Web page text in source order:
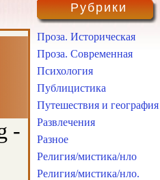
-
Рубрики
Проза. Историческая
Проза. Современная
Психология
Публицистика
Путешествия и география
Развлечения
Разное
Религия/мистика/нло
Религия/мистика/нло.